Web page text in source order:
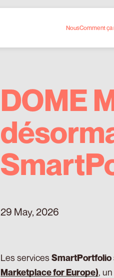
NousComment ça
DOME
29 May, 2026
Les servicesSmartPortfolio
Marketplace for Europe),